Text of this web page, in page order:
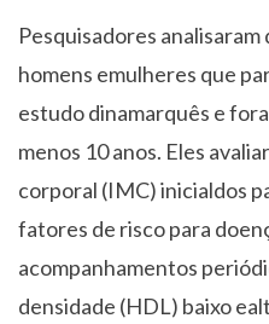
Pesquisadores analisaram
homens emulheres que
estudo dinamarquês e
menos 10 anos. Eles
corporal (IMC) inicialdos
fatores de risco para
acompanhamentos
densidade (HDL) baixo